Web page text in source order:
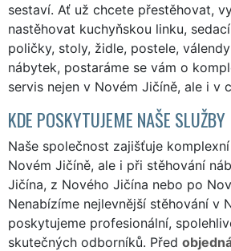
sestaví. Ať už chcete přestěhovat,
nastěhovat kuchyňskou linku,
poličky, stoly, židle, postele,
nábytek, postaráme se vám o
servis nejen v Novém Jičíně, ale i v
KDE POSKYTUJEME NAŠE SLUŽBY
Naše společnost zajišťuje
Novém Jičíně, ale i při stěhování
Jičína, z Nového Jičína nebo po
Nenabízíme nejlevnější stěhování v
poskytujeme profesionální,
skutečných odborníků. Před